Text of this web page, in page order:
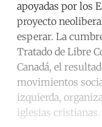
apoyadas por los
proyecto
esperar. La
Tratado de Libre
Canadá, el
movimientos
izquierda,
iglesias cristianas.